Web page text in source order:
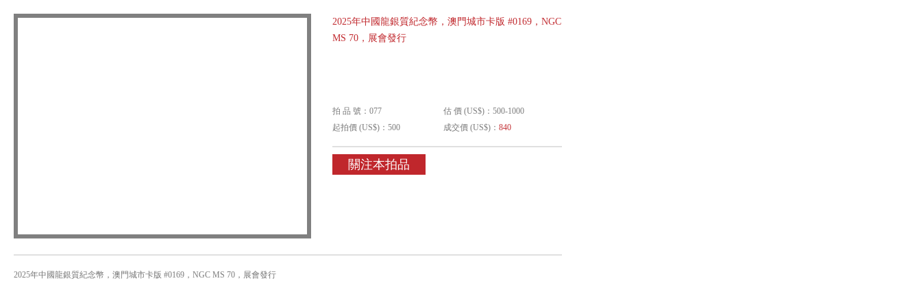
2025年中國龍銀質紀念幣，澳門城市卡版 #0169，NGC
MS 70，展會發行
拍 品 號：077
估 價 (US$)：500-1000
起拍價 (US$)：500
成交價 (US$)： 840
關注本拍品
2025年中國龍銀質紀念幣，澳門城市卡版 #0169，NGC MS 70，展會發行